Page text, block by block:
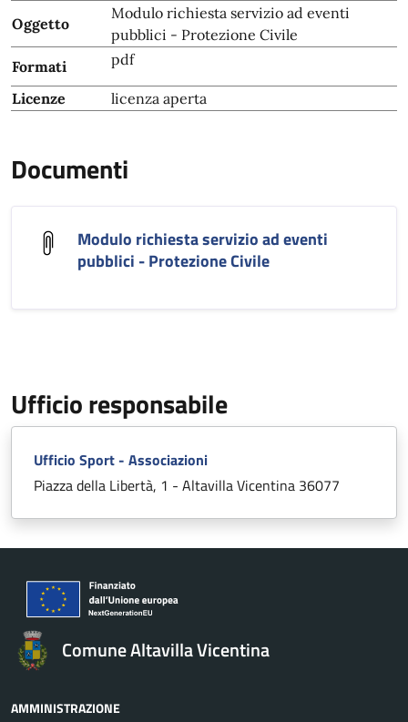
Oggetto
Modulo richiesta servizio ad eventi
pubblici - Protezione Civile
Formati
pdf
Licenze licenza aperta
Documenti
Modulo richiesta servizio ad eventi
pubblici - Protezione Civile
Ufficio responsabile
Ufficio Sport - Associazioni
Piazza della Libertà, 1 - Altavilla Vicentina 36077
Comune Altavilla Vicentina
AMMINISTRAZIONE